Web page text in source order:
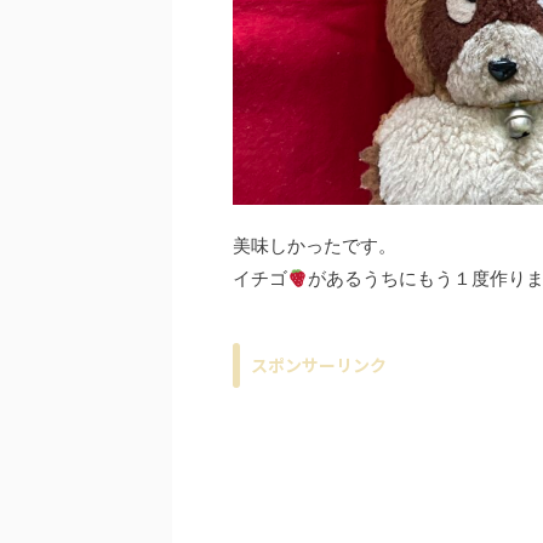
美味しかったです。
イチゴ
があるうちにもう１度作り
スポンサーリンク